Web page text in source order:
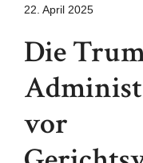
22. April 2025
Die
vor